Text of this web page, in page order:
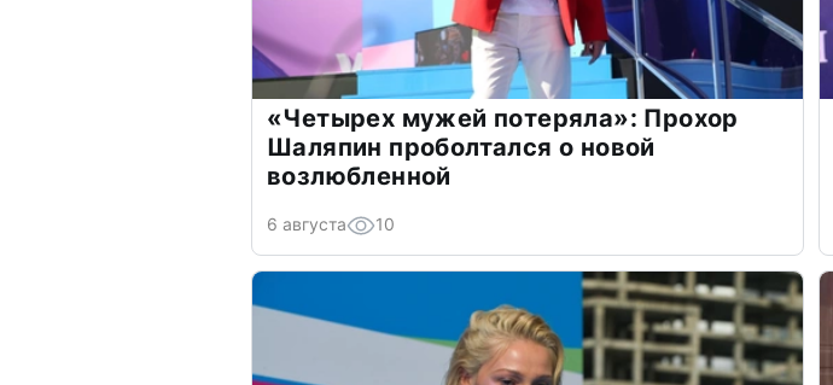
«Четырех мужей потеряла»: Прохор
Шаляпин проболтался о новой
возлюбленной
6 августа 10